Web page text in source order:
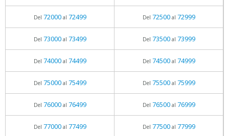
Del 72000al 72499 Del 72500al 72999
Del 73000al 73499 Del 73500al 73999
Del 74000al 74499 Del 74500al 74999
Del 75000al 75499 Del 75500al 75999
Del 76000al 76499 Del 76500al 76999
Del 77000al 77499 Del 77500al 77999